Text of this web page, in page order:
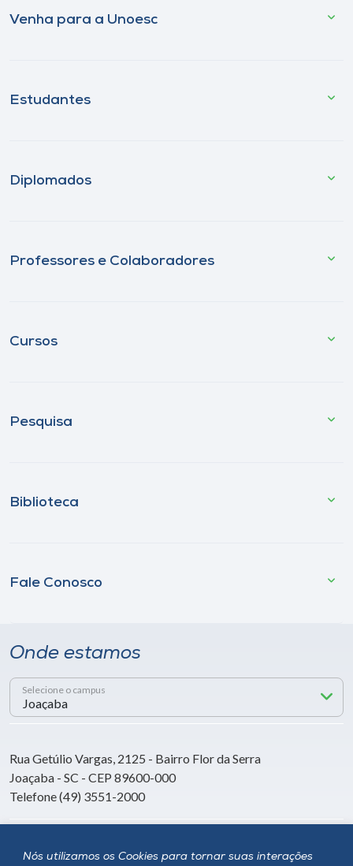
Nós utilizamos os Cookies para tornar suas interações
Venha para a Unoesc
Estudantes
Diplomados
Professores e Colaboradores
Cursos
Pesquisa
Biblioteca
Fale Conosco
Onde estamos
Selecione o campus
Rua Getúlio Vargas, 2125 - Bairro Flor da Serra
Joaçaba - SC - CEP 89600-000
Telefone (49) 3551-2000
Siga a Unoesc